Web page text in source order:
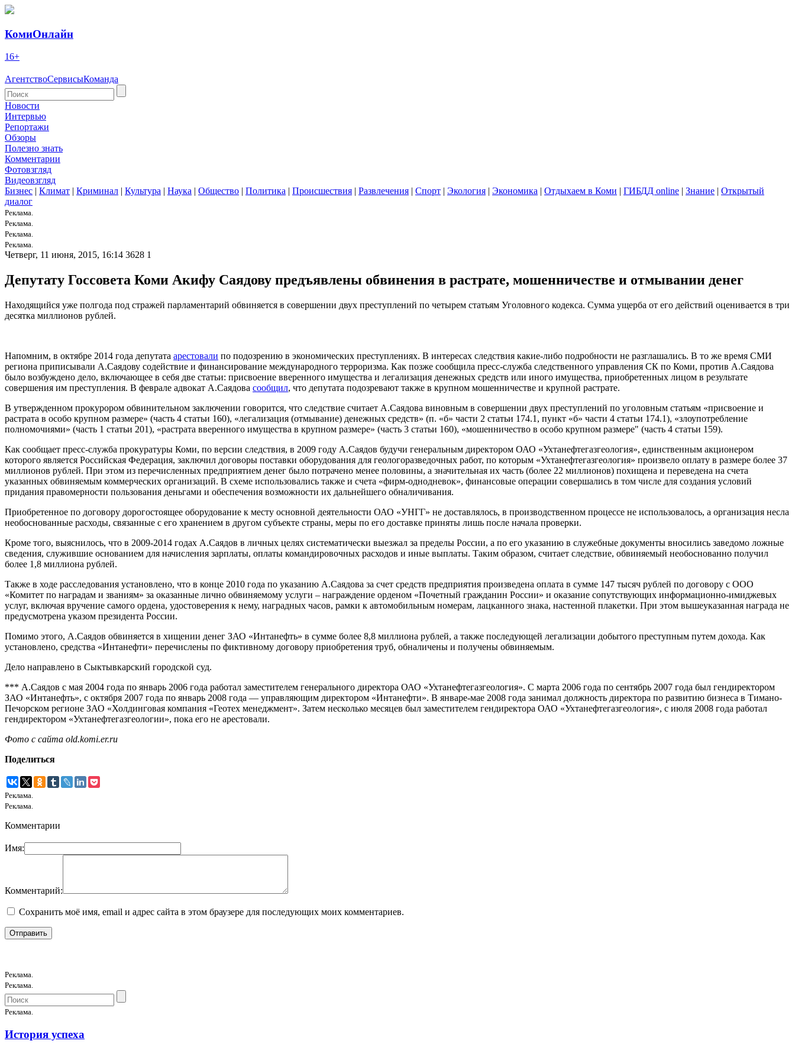
КомиОнлайн
16+
АгентствоСервисыКоманда
Новости
Интервью
Репортажи
Обзоры
Полезно знать
Комментарии
Фотовзгляд
Видеовзгляд
Бизнес | Климат | Криминал | Культура | Наука | Общество | Политика | Происшествия | Развлечения | Спорт | Экология | Экономика | Отдыхаем в Коми | ГИБДД online | Знание | Открытый
диалог
Реклама.
Реклама.
Реклама.
Реклама.
Четверг, 11 июня, 2015, 16:14 3628 1
Депутату Госсовета Коми Акифу Саядову предъявлены обвинения в растрате, мошенничестве и отмывании денег
Находящийся уже полгода под стражей парламентарий обвиняется в совершении двух преступлений по четырем статьям Уголовного кодекса. Сумма ущерба от его действий оценивается в три
десятка миллионов рублей.
Напомним, в октябре 2014 года депутата арестовали по подозрению в экономических преступлениях. В интересах следствия какие-либо подробности не разглашались. В то же время СМИ
региона приписывали А.Саядову содействие и финансирование международного терроризма. Как позже сообщила пресс-служба следственного управления СК по Коми, против А.Саядова
было возбуждено дело, включающее в себя две статьи: присвоение вверенного имущества и легализация денежных средств или иного имущества, приобретенных лицом в результате
совершения им преступления. В феврале адвокат А.Саядова сообщил, что депутата подозревают также в крупном мошенничестве и крупной растрате.
В утвержденном прокурором обвинительном заключении говорится, что следствие считает А.Саядова виновным в совершении двух преступлений по уголовным статьям «присвоение и
растрата в особо крупном размере» (часть 4 статьи 160), «легализация (отмывание) денежных средств» (п. «б» части 2 статьи 174.1, пункт «б» части 4 статьи 174.1), «злоупотребление
полномочиями» (часть 1 статьи 201), «растрата вверенного имущества в крупном размере» (часть 3 статьи 160), «мошенничество в особо крупном размере" (часть 4 статьи 159).
Как сообщает пресс-служба прокуратуры Коми, по версии следствия, в 2009 году А.Саядов будучи генеральным директором ОАО «Ухтанефтегазгеология», единственным акционером
которого является Российская Федерация, заключил договоры поставки оборудования для геологоразведочных работ, по которым «Ухтанефтегазгеология» произвело оплату в размере более 37
миллионов рублей. При этом из перечисленных предприятием денег было потрачено менее половины, а значительная их часть (более 22 миллионов) похищена и переведена на счета
указанных обвиняемым коммерческих организаций. В схеме использовались также и счета «фирм-однодневок», финансовые операции совершались в том числе для создания условий
придания правомерности пользования деньгами и обеспечения возможности их дальнейшего обналичивания.
Приобретенное по договору дорогостоящее оборудование к месту основной деятельности ОАО «УНГГ» не доставлялось, в производственном процессе не использовалось, а организация несла
необоснованные расходы, связанные с его хранением в другом субъекте страны, меры по его доставке приняты лишь после начала проверки.
Кроме того, выяснилось, что в 2009-2014 годах А.Саядов в личных целях систематически выезжал за пределы России, а по его указанию в служебные документы вносились заведомо ложные
сведения, служившие основанием для начисления зарплаты, оплаты командировочных расходов и иные выплаты. Таким образом, считает следствие, обвиняемый необоснованно получил
более 1,8 миллиона рублей.
Также в ходе расследования установлено, что в конце 2010 года по указанию А.Саядова за счет средств предприятия произведена оплата в сумме 147 тысяч рублей по договору с ООО
«Комитет по наградам и званиям» за оказанные лично обвиняемому услуги – награждение орденом «Почетный гражданин России» и оказание сопутствующих информационно-имиджевых
услуг, включая вручение самого ордена, удостоверения к нему, наградных часов, рамки к автомобильным номерам, лацканного знака, настенной плакетки. При этом вышеуказанная награда не
предусмотрена указом президента России.
Помимо этого, А.Саядов обвиняется в хищении денег ЗАО «Интанефть» в сумме более 8,8 миллиона рублей, а также последующей легализации добытого преступным путем дохода. Как
установлено, средства «Интанефти» перечислены по фиктивному договору приобретения труб, обналичены и получены обвиняемым.
Дело направлено в Сыктывкарский городской суд.
*** А.Саядов с мая 2004 года по январь 2006 года работал заместителем генерального директора ОАО «Ухтанефтегазгеология». С марта 2006 года по сентябрь 2007 года был гендиректором
ЗАО «Интанефть», с октября 2007 года по январь 2008 года — управляющим директором «Интанефти». В январе-мае 2008 года занимал должность директора по развитию бизнеса в Тимано-
Печорском регионе ЗАО «Холдинговая компания «Геотех менеджмент». Затем несколько месяцев был заместителем гендиректора ОАО «Ухтанефтегазгеология», с июля 2008 года работал
гендиректором «Ухтанефтегазгеологии», пока его не арестовали.
Фото с сайта old.komi.er.ru
Поделиться
Реклама.
Реклама.
Комментарии
Имя:
Комментарий:
Сохранить моё имя, email и адрес сайта в этом браузере для последующих моих комментариев.
Реклама.
Реклама.
Реклама.
История успеха